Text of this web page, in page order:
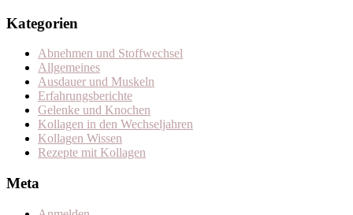
Kategorien
Abnehmen und Stoffwechsel
Allgemeines
Ausdauer und Muskeln
Erfahrungsberichte
Gelenke und Knochen
Kollagen in den Wechseljahren
Kollagen Wissen
Rezepte mit Kollagen
Meta